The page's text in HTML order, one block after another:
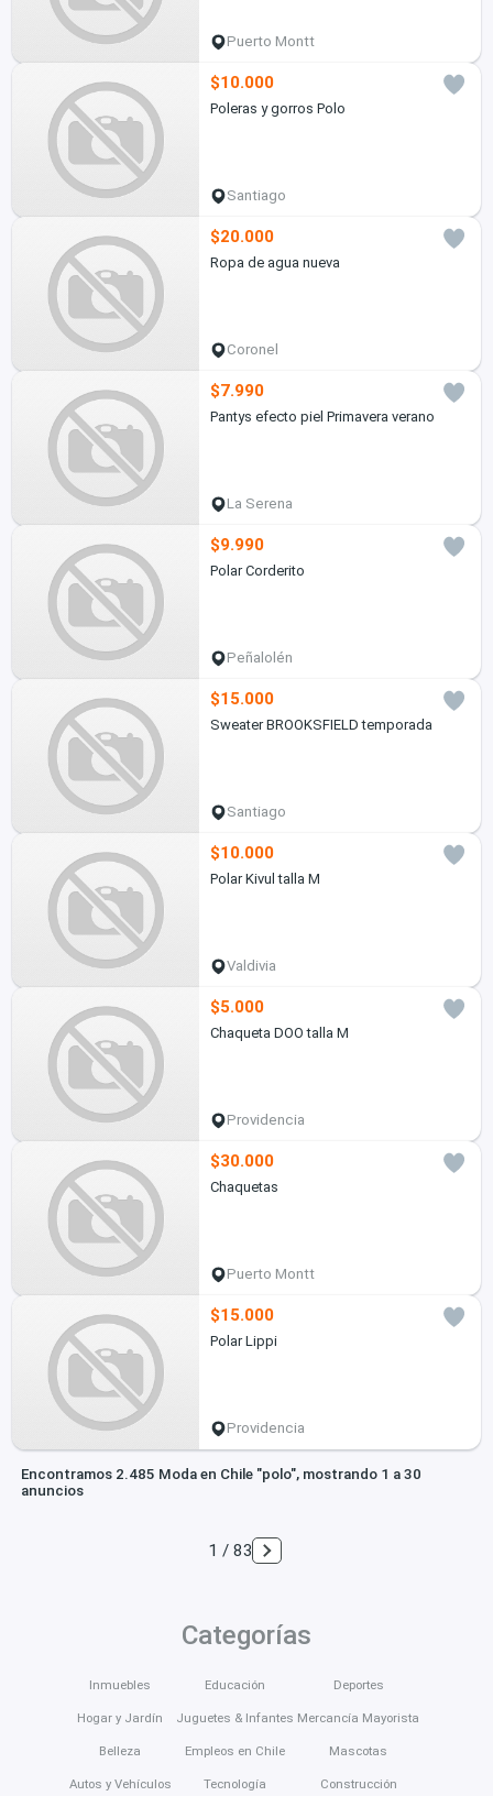
Puerto Montt
$10.000
Poleras y gorros Polo
Santiago
$20.000
Ropa de agua nueva
Coronel
$7.990
Pantys efecto piel Primavera verano
La Serena
$9.990
Polar Corderito
Peñalolén
$15.000
Sweater BROOKSFIELD temporada
Santiago
$10.000
Polar Kivul talla M
Valdivia
$5.000
Chaqueta DOO talla M
Providencia
$30.000
Chaquetas
Puerto Montt
$15.000
Polar Lippi
Providencia
Encontramos 2.485 Moda en Chile "polo", mostrando 1 a 30
anuncios
1 / 83
Categorías
Inmuebles
Hogar y Jardín
Belleza
Autos y Vehículos
Educación
Juguetes & Infantes
Empleos en Chile
Tecnología
Deportes
Mercancía Mayorista
Mascotas
Construcción